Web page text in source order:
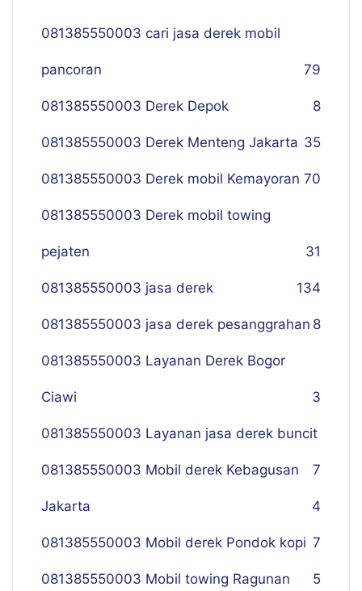
081385550003 cari jasa derek mobil
pancoran 79
081385550003 Derek Depok 8
081385550003 Derek Menteng Jakarta 35
081385550003 Derek mobil Kemayoran 70
081385550003 Derek mobil towing
pejaten 31
081385550003 jasa derek 134
081385550003 jasa derek pesanggrahan 8
081385550003 Layanan Derek Bogor
Ciawi 3
081385550003 Layanan jasa derek buncit
7
081385550003 Mobil derek Kebagusan
Jakarta 4
081385550003 Mobil derek Pondok kopi 7
081385550003 Mobil towing Ragunan 5